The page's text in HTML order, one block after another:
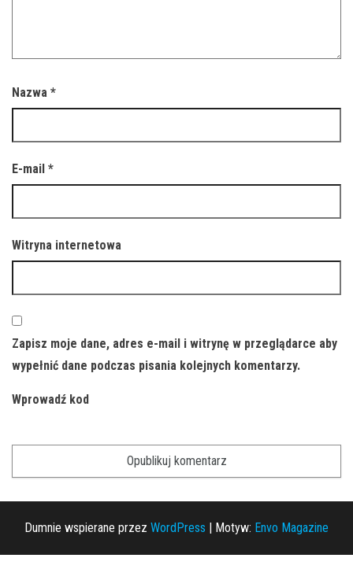
Nazwa *
E-mail *
Witryna internetowa
Zapisz moje dane, adres e-mail i witrynę w przeglądarce aby
wypełnić dane podczas pisania kolejnych komentarzy.
Wprowadź kod
Dumnie wspierane przez WordPress | Motyw: Envo Magazine